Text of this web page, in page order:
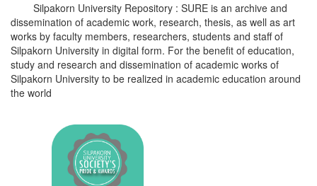
Silpakorn University Repository : SURE is an archive and
dissemination of academic work, research, thesis, as well as art
works by faculty members, researchers, students and staff of
Silpakorn University in digital form. For the benefit of education,
study and research and dissemination of academic works of
Silpakorn University to be realized in academic education around
the world